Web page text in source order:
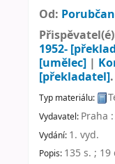
Od:
1952-
[umělec] |
[překladatel].
Typ materiálu:
Vydavatel: Praha :
Vydání: 1. vyd.
Popis: 135 s. ; 19